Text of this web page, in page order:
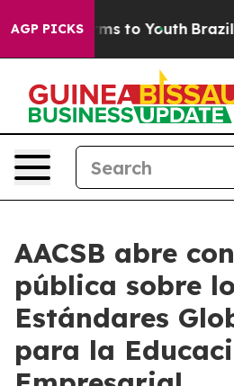
AGP PICKS
Harms to Youth Brazil
AACSB abre
pública sobre
Estándares
para la